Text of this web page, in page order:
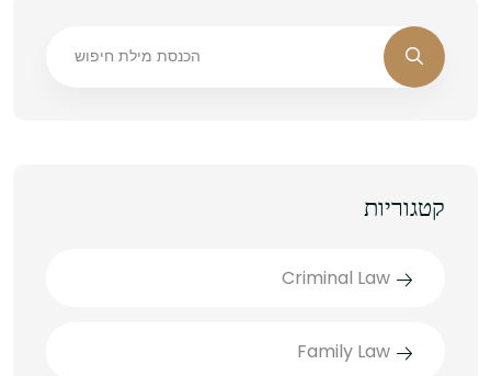
קטגוריות
Criminal Law
Family Law